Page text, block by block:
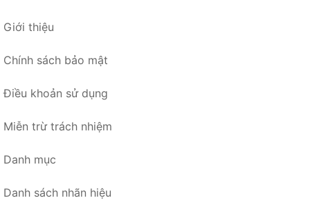
Giới thiệu
Chính sách bảo mật
Điều khoản sử dụng
Miễn trừ trách nhiệm
Danh mục
Danh sách nhãn hiệu